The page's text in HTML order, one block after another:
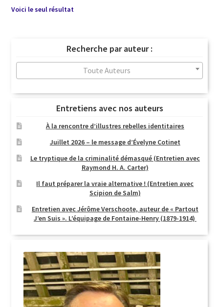
Voici le seul résultat
Recherche par auteur :
Toute Auteurs
Entretiens avec nos auteurs
À la rencontre d’illustres rebelles identitaires
Juillet 2026 – le message d’Évelyne Cotinet
Le tryptique de la criminalité démasqué (Entretien avec
Raymond H. A. Carter)
Il faut préparer la vraie alternative ! (Entretien avec
Scipion de Salm)
Entretien avec Jérôme Verschoote, auteur de « Partout
J’en Suis ». L’équipage de Fontaine-Henry (1879-1914)